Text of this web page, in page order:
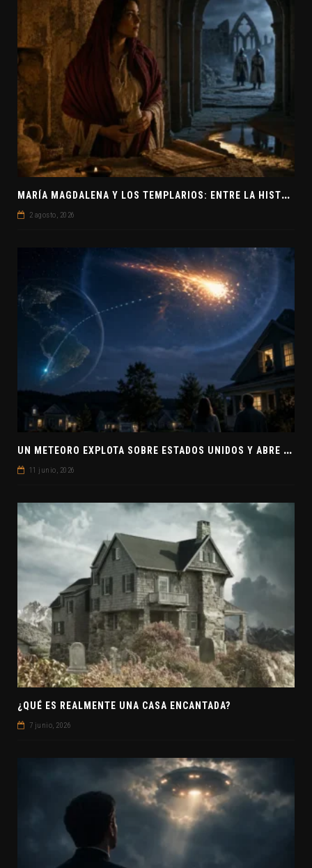
M
ARÍA MAGDALENA Y LOS TEMPLARIOS: ENTRE LA HISTORIA Y EL MISTERIO
2 agosto, 2026
U
N METEORO EXPLOTA SOBRE ESTADOS UNIDOS Y ABRE LA PISTA DE POLAR-IM, UN POSIBLE VISITANTE INTERESTELAR
11 junio, 2026
¿QUÉ ES REALMENTE UNA CASA ENCANTADA?
7 junio, 2026